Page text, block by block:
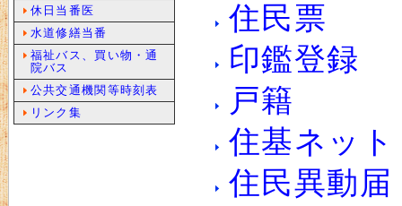
住民票
印鑑登録
戸籍
住基ネット
住民異動届
休日当番医
水道修繕当番
福祉バス、買い物・通
院バス
公共交通機関等時刻表
リンク集